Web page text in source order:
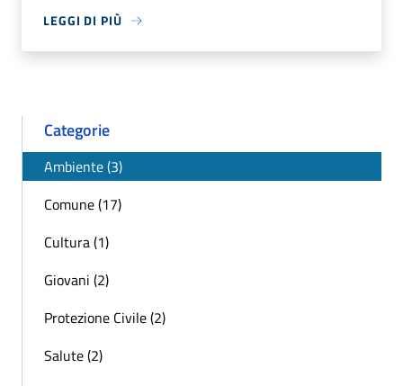
LEGGI DI PIÙ
Categorie
Ambiente (3)
Comune (17)
Cultura (1)
Giovani (2)
Protezione Civile (2)
Salute (2)